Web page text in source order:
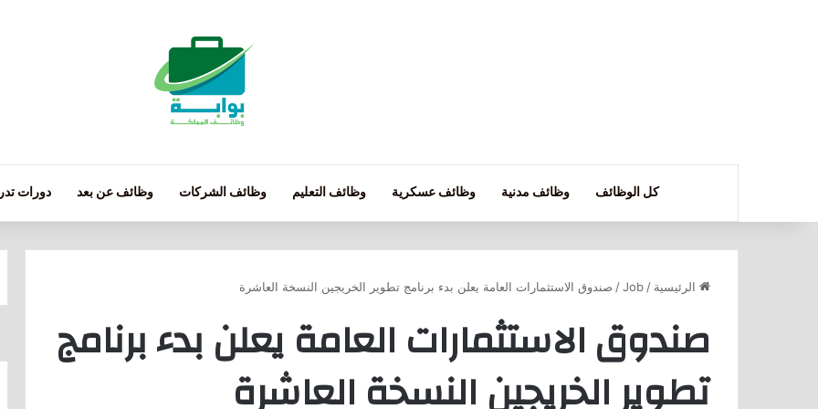
كل الوظائف وظائف مدنية وظائف عسكرية وظائف التعليم وظائف الشركات وظائف عن بعد دورات
الرئيسية /
Job
/ صندوق الاستثمارات العامة يعلن بدء برنامج تطوير الخريجين النسخة العاشرة
صندوق الاستثمارات العامة يعلن بدء برنامج
تطوير الخريجين النسخة العاشرة